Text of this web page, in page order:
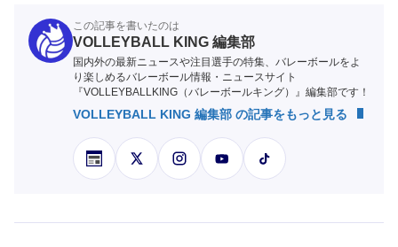
この記事を書いたのは
VOLLEYBALL KING 編集部
国内外の最新ニュースや注目選手の特集、バレーボールをよ
り楽しめるバレーボール情報・ニュースサイト
『VOLLEYBALLKING（バレーボールキング）』編集部です！
VOLLEYBALL KING 編集部 の記事をもっと見る